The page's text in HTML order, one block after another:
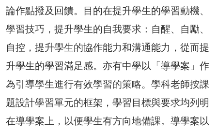
論作點撥及回饋。目的在提升學生的學習動機、
學習技巧，提升學生的自我要求：自醒、自勵、
自控，提升學生的協作能力和溝通能力，從而提
升學生的學習滿足感。亦有中學以「導學案」作
為引導學生進行有效學習的策略。學科老師按課
題設計學習單元的框架，學習目標與要求均列明
在導學案上，以便學生有方向地備課。導學案以